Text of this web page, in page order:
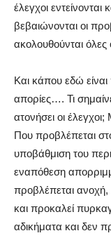
έλεγχοι εντείνονται
βεβαιώνονται οι
ακολουθούνται όλες
Και κάπου εδώ
απορίες…. Τι
ατονήσει οι
Που προβλέπεται
υποβάθμιση του
εναπόθεση
προβλέπεται ανοχή,
και προκαλεί
αδικήματα και δεν